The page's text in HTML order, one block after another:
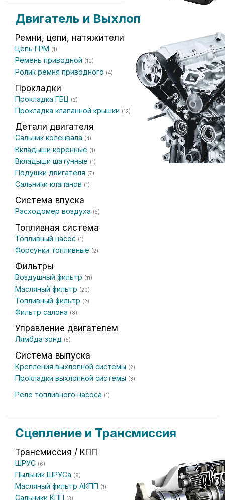
Двигатель и Выхлоп
Ремни, цепи, натяжители
Цепь ГРМ (1)
Ремень приводной (10)
Ролик ремня приводного (4)
Прокладки
Прокладка ГБЦ (2)
Прокладка клапанной крышки (12)
Детали двигателя
Сальник коленвала (4)
Вкладыши коренные (1)
Вкладыши шатунные (1)
Подушки двигателя (7)
Сальники клапанов (1)
Система впуска
Расходомер воздуха (5)
Топливная система
Топливный насос (1)
Форсунки топливные (2)
Фильтры
Воздушный фильтр (11)
Масляный фильтр (20)
Топливный фильтр (2)
Фильтр салона (8)
Управление двигателем
Лямбда зонд (5)
Система выпуска
Крепления выхлопной системы (2)
Прокладки выхлопной системы (3)
Реле топливного насоса (1)
Сцепление и Трансмиссия
Трансмиссия / КПП
ШРУС (6)
Пыльник ШРУСа (9)
Масляный фильтр АКПП (1)
Сальники КПП (3)